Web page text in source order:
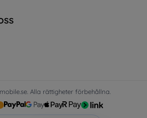
Alla rättigheter förbehållna.